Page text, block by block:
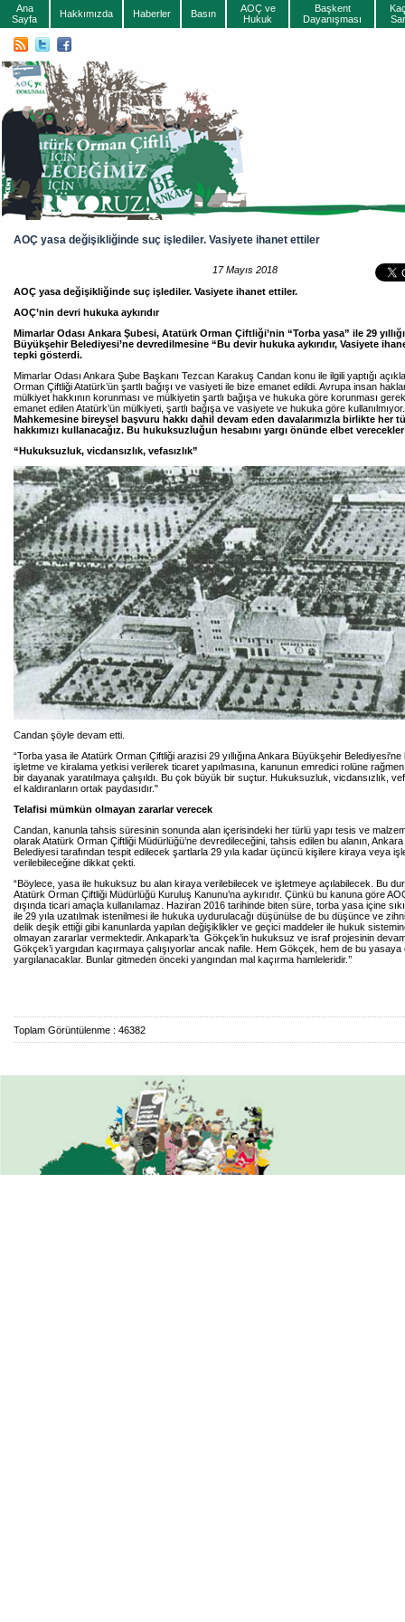
Ana
Sayfa
Hakkımızda Haberler Basın
AOÇ ve
Hukuk
Başkent
Dayanışması
AOÇ yasa değişikliğinde suç işlediler. Vasiyete ihanet ettiler
17 Mayıs 2018
AOÇ yasa değişikliğinde suç işlediler. Vasiyete ihanet ettiler.
AOÇ’nin devri hukuka aykırıdır
Mimarlar Odası Ankara Şubesi, Atatürk Orman Çiftliği’nin “Torba yasa” ile 29
Büyükşehir Belediyesi’ne devredilmesine “Bu devir hukuka aykırıdır, Vasiyete
tepki gösterdi.
Mimarlar Odası Ankara Şube Başkanı Tezcan Karakuş Candan konu ile ilgili yaptığı
Orman Çiftliği Atatürk’ün şartlı bağışı ve vasiyeti ile bize emanet edildi. Avrupa insan
mülkiyet hakkının korunması ve mülkiyetin şartlı bağışa ve hukuka göre korunması
emanet edilen Atatürk’ün mülkiyeti, şartlı bağışa ve vasiyete ve hukuka göre
Mahkemesine bireysel başvuru hakkı dahil devam eden davalarımızla birlikte her
hakkımızı kullanacağız. Bu hukuksuzluğun hesabını yargı önünde elbet
“Hukuksuzluk, vicdansızlık, vefasızlık”
Candan şöyle devam etti.
“Torba yasa ile Atatürk Orman Çiftliği arazisi 29 yıllığına Ankara Büyükşehir
işletme ve kiralama yetkisi verilerek ticaret yapılmasına, kanunun emredici rolüne
bir dayanak yaratılmaya çalışıldı. Bu çok büyük bir suçtur. Hukuksuzluk, vicdansızlık,
el kaldıranların ortak paydasıdır."
Telafisi mümkün olmayan zararlar verecek
Candan, kanunla tahsis süresinin sonunda alan içerisindeki her türlü yapı tesis ve
olarak Atatürk Orman Çiftliği Müdürlüğü’ne devredileceğini, tahsis edilen bu alanın,
Belediyesi tarafından tespit edilecek şartlarla 29 yıla kadar üçüncü kişilere kiraya veya
verilebileceğine dikkat çekti.
“Böylece, yasa ile hukuksuz bu alan kiraya verilebilecek ve işletmeye açılabilecek. Bu
Atatürk Orman Çiftliği Müdürlüğü Kuruluş Kanunu’na aykırıdır. Çünkü bu kanuna göre
dışında ticari amaçla kullanılamaz. Haziran 2016 tarihinde biten süre, torba yasa içine
ile 29 yıla uzatılmak istenilmesi ile hukuka uydurulacağı düşünülse de bu düşünce ve
delik deşik ettiği gibi kanunlarda yapılan değişiklikler ve geçici maddeler ile hukuk
olmayan zararlar vermektedir. Ankapark’ta Gökçek’in hukuksuz ve israf projesinin
Gökçek’i yargıdan kaçırmaya çalışıyorlar ancak nafile. Hem Gökçek, hem de bu
yargılanacaklar. Bunlar gitmeden önceki yangından mal kaçırma hamleleridir.’’
Toplam Görüntülenme : 46382